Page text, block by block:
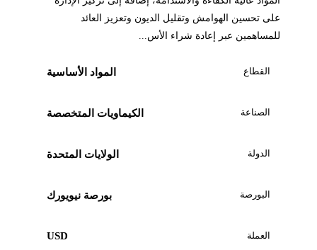
على تحسين الهوامش وتقليل الديون وتعزيز العائد
للمساهمين عبر إعادة شراء الأس...
القطاع المواد الأساسية
الصناعة الكيماويات المتخصصة
الدولة الولايات المتحدة
البورصة بورصة نيويورك
العملة USD